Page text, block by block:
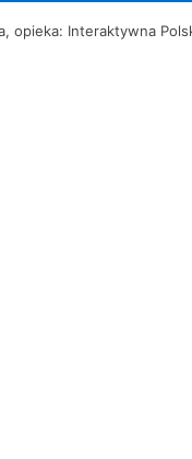
opieka: Interaktywna